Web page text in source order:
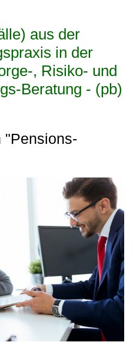
aus der
in der
, Risiko- und
Beratung - (pb)
"Pensions-